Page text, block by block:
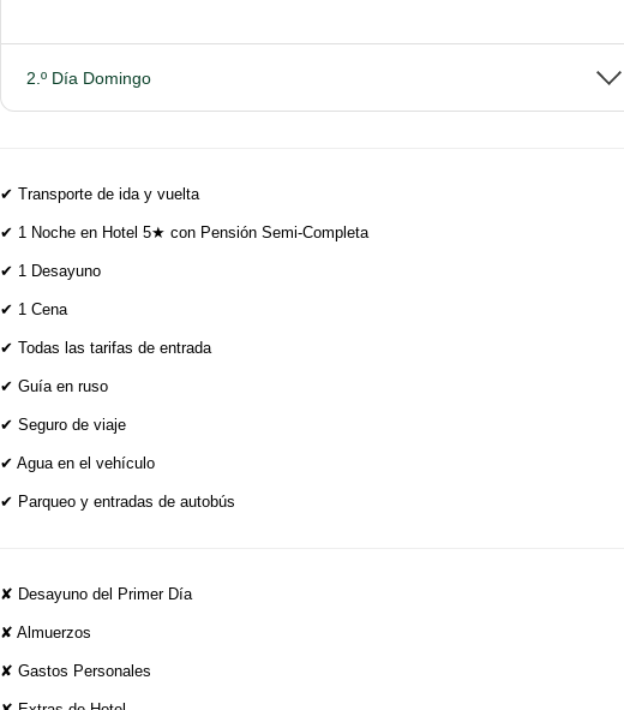
2.º Día Domingo
✔ Transporte de ida y vuelta
✔ 1 Noche en Hotel 5★ con Pensión Semi-Completa
✔ 1 Desayuno
✔ 1 Cena
✔ Todas las tarifas de entrada
✔ Guía en ruso
✔ Seguro de viaje
✔ Agua en el vehículo
✔ Parqueo y entradas de autobús
✘ Desayuno del Primer Día
✘ Almuerzos
✘ Gastos Personales